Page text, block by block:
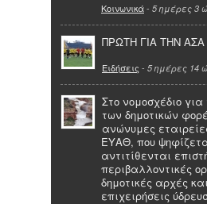
Κοινωνικά- 5 ημέρες 3
ΠΡΩΤΗ ΓΙΑ ΤΗΝ ΑΣΑ
Ειδήσεις - 5 ημέρες 14
Στο νομοσχέδιο
των δημοτικών
ανώνυμες
ΕΥΑΘ, που
αντιτίθενται
περιβαλλοντικές
δημοτικές αρχές
επιχειρήσεις